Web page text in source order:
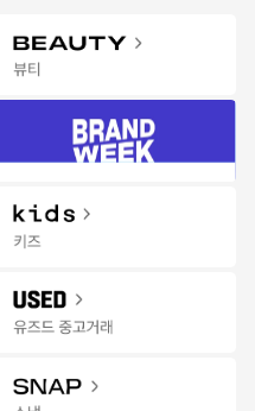
팁을 받아보세요!